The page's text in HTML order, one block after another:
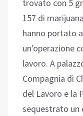
trovato con 5
157 di
hanno portato
un'operazione
lavoro. A
Compagnia di
del Lavoro e la
sequestrato un